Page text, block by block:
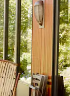
arriba y hacia